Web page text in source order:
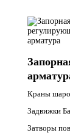
Краны
Задвижки
Затворы